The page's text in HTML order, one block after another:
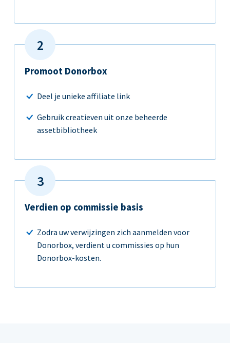
Promoot Donorbox
Deel je unieke affiliate link
Gebruik creatieven uit onze beheerde
assetbibliotheek
Verdien op commissie basis
Zodra uw verwijzingen zich aanmelden voor
Donorbox, verdient u commissies op hun
Donorbox-kosten.